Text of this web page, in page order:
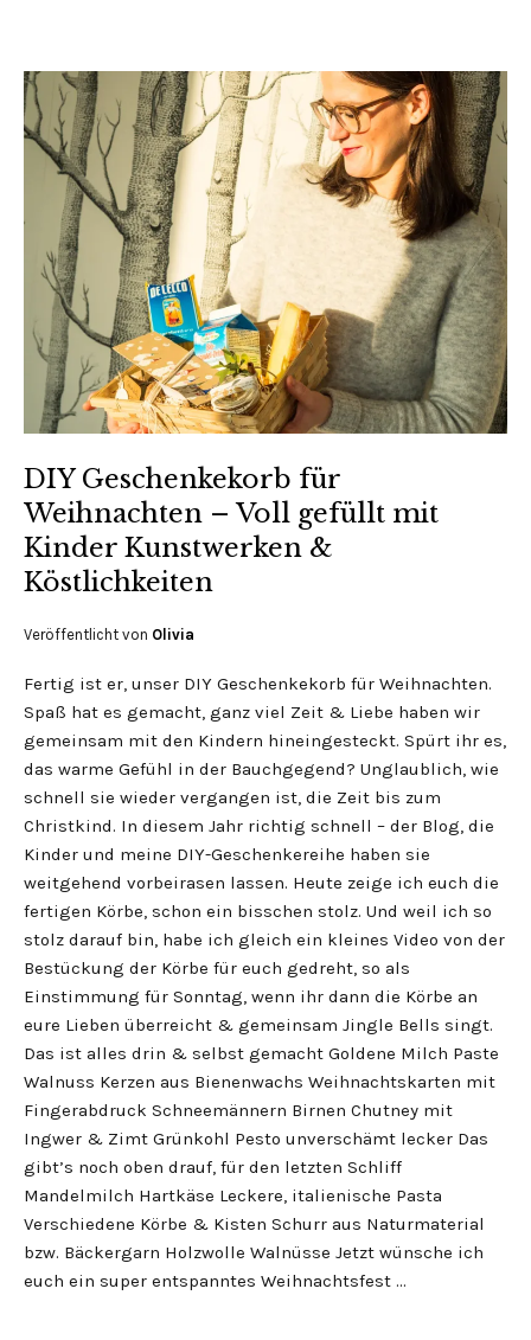
DIY Geschenkekorb für
Weihnachten – Voll gefüllt mit
Kinder Kunstwerken &
Köstlichkeiten
Veröffentlicht von Olivia
Fertig ist er, unser DIY Geschenkekorb für Weihnachten.
Spaß hat es gemacht, ganz viel Zeit & Liebe haben wir
gemeinsam mit den Kindern hineingesteckt. Spürt ihr es,
das warme Gefühl in der Bauchgegend? Unglaublich, wie
schnell sie wieder vergangen ist, die Zeit bis zum
Christkind. In diesem Jahr richtig schnell – der Blog, die
Kinder und meine DIY-Geschenkereihe haben sie
weitgehend vorbeirasen lassen. Heute zeige ich euch die
fertigen Körbe, schon ein bisschen stolz. Und weil ich so
stolz darauf bin, habe ich gleich ein kleines Video von der
Bestückung der Körbe für euch gedreht, so als
Einstimmung für Sonntag, wenn ihr dann die Körbe an
eure Lieben überreicht & gemeinsam Jingle Bells singt.
Das ist alles drin & selbst gemacht Goldene Milch Paste
Walnuss Kerzen aus Bienenwachs Weihnachtskarten mit
Fingerabdruck Schneemännern Birnen Chutney mit
Ingwer & Zimt Grünkohl Pesto unverschämt lecker Das
gibt’s noch oben drauf, für den letzten Schliff
Mandelmilch Hartkäse Leckere, italienische Pasta
Verschiedene Körbe & Kisten Schurr aus Naturmaterial
bzw. Bäckergarn Holzwolle Walnüsse Jetzt wünsche ich
euch ein super entspanntes Weihnachtsfest …